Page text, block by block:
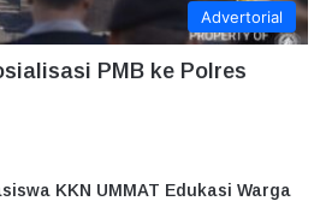
Advertorial
PMB ke Polres
KKN UMMAT Edukasi Warga